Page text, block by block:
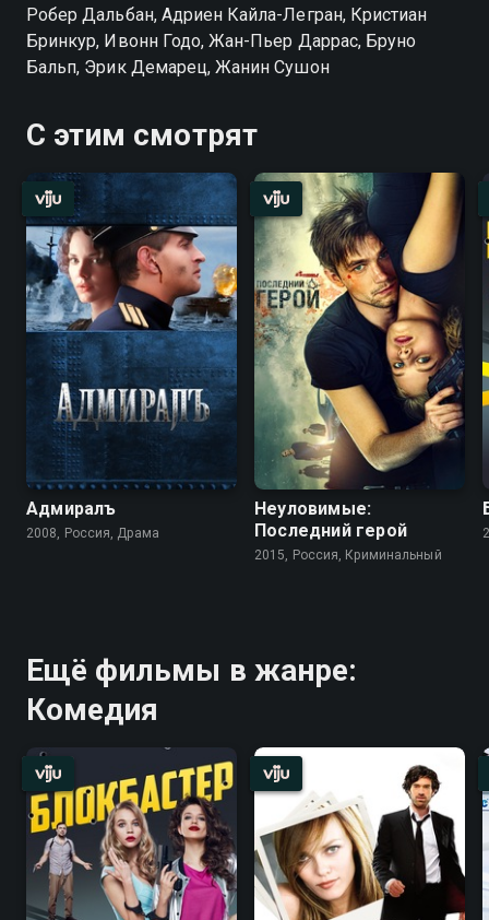
Робер Дальбан, Адриен Кайла-Легран, Кристиан
Бринкур, Ивонн Годо, Жан-Пьер Даррас, Бруно
Бальп, Эрик Демарец, Жанин Сушон
С этим смотрят
Адмиралъ
2008, Россия, Драма
Неуловимые:
Последний герой
2015, Россия, Криминальный
Ещё фильмы в жанре:
Комедия